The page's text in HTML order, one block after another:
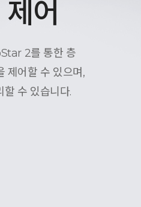
어
2를 통한 층
제어할 수 있으며,
수 있습니다.